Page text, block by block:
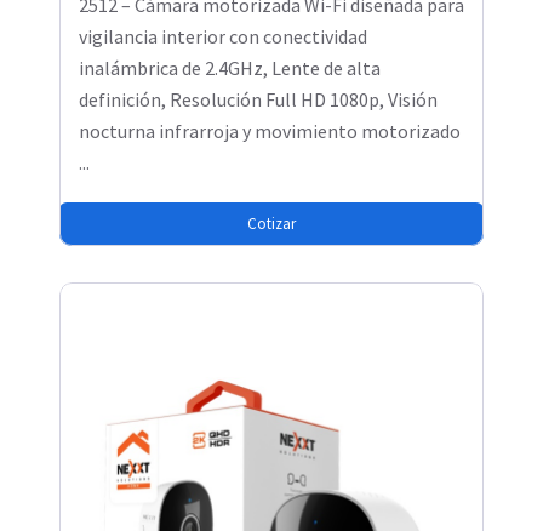
2512 – Cámara motorizada Wi-Fi diseñada para
vigilancia interior con conectividad
inalámbrica de 2.4GHz, Lente de alta
definición, Resolución Full HD 1080p, Visión
nocturna infrarroja y movimiento motorizado
...
Cotizar